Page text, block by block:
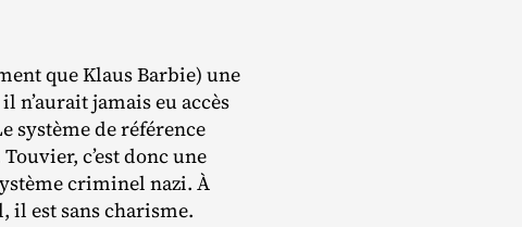
que Klaus Barbie) une
n’aurait jamais eu accès
système de référence
c’est donc une
criminel nazi. À
il est sans charisme.